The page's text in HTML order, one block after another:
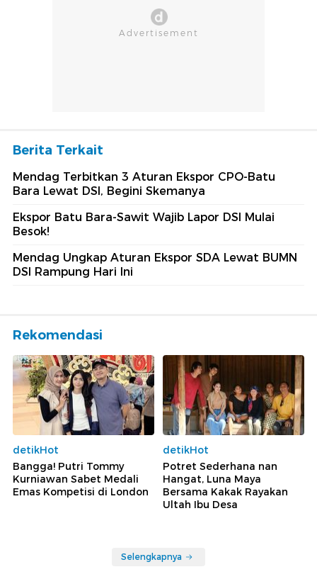
Berita Terkait
Mendag Terbitkan 3 Aturan Ekspor CPO-Batu
Bara Lewat DSI, Begini Skemanya
Ekspor Batu Bara-Sawit Wajib Lapor DSI Mulai
Besok!
Mendag Ungkap Aturan Ekspor SDA Lewat BUMN
DSI Rampung Hari Ini
Rekomendasi
detikHot
Bangga! Putri Tommy
Kurniawan Sabet Medali
Emas Kompetisi di London
detikHot
Potret Sederhana nan
Hangat, Luna Maya
Bersama Kakak Rayakan
Ultah Ibu Desa
Selengkapnya